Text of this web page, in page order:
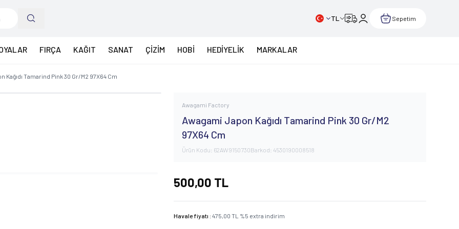
TL Sepetim
FIRÇA KAĞIT SANAT ÇİZİM HOBİ HEDİYELİK MARKALAR
Kağıdı Tamarind Pink 30 Gr/M2 97X64 Cm
Awagami Factory
Awagami Japon Kağıdı Tamarind Pink 30 Gr/M2
97X64 Cm
Ürün Kodu: 62AW9150730Barkod:4530190008518
500,00 TL
Havale fiyatı :475,00 TL %5 extra indirim